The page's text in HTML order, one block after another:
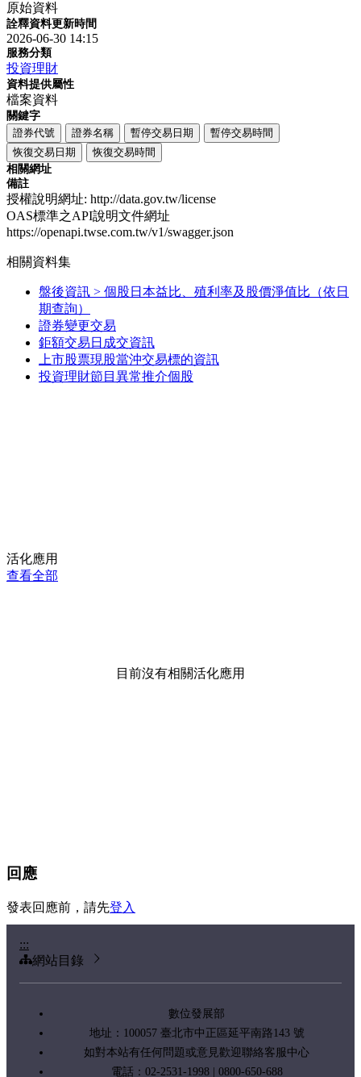
原始資料
詮釋資料更新時間
2026-06-30 14:15
服務分類
投資理財
資料提供屬性
檔案資料
關鍵字
證券代號
證券名稱 暫停交易日期
暫停交易時間
恢復交易日期
恢復交易時間
相關網址
備註
授權說明網址: http://data.gov.tw/license
OAS標準之API說明文件網址
https://openapi.twse.com.tw/v1/swagger.json
相關資料集
盤後資訊 > 個股日本益比、殖利率及股價淨值比（依日
期查詢）
證券變更交易
鉅額交易日成交資訊
上市股票現股當沖交易標的資訊
投資理財節目異常推介個股
活化應用
查看全部
目前沒有相關活化應用
回應
發表回應前，請先登入
:::
網站目錄
數位發展部
地址：100057 臺北市中正區延平南路143 號
如對本站有任何問題或意見歡迎聯絡客服中心
電話：02-2531-1998 | 0800-650-688